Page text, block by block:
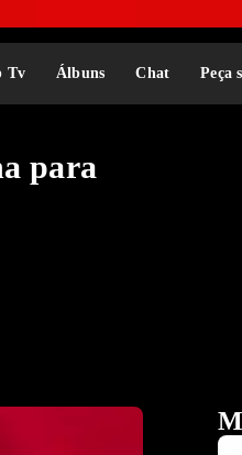
Tv Álbuns Chat Peça
para